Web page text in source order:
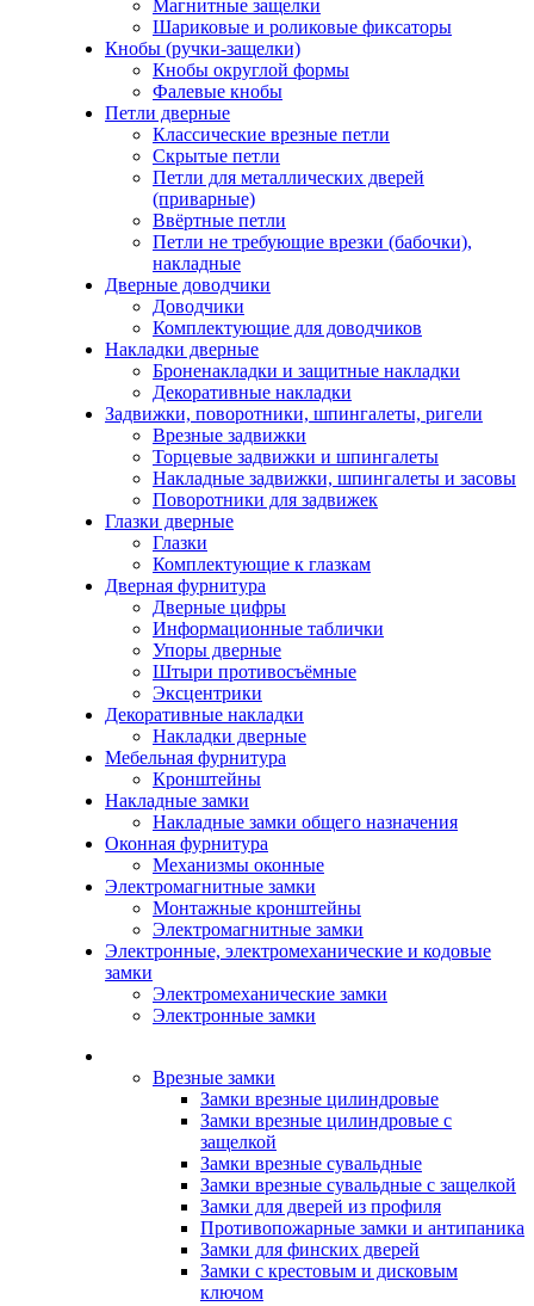
Магнитные защелки
Шариковые и роликовые фиксаторы
Кнобы (ручки-защелки)
Кнобы округлой формы
Фалевые кнобы
Петли дверные
Классические врезные петли
Скрытые петли
Петли для металлических дверей
(приварные)
Ввёртные петли
Петли не требующие врезки (бабочки),
накладные
Дверные доводчики
Доводчики
Комплектующие для доводчиков
Накладки дверные
Броненакладки и защитные накладки
Декоративные накладки
Задвижки, поворотники, шпингалеты, ригели
Врезные задвижки
Торцевые задвижки и шпингалеты
Накладные задвижки, шпингалеты и засовы
Поворотники для задвижек
Глазки дверные
Глазки
Комплектующие к глазкам
Дверная фурнитура
Дверные цифры
Информационные таблички
Упоры дверные
Штыри противосъёмные
Эксцентрики
Декоративные накладки
Накладки дверные
Мебельная фурнитура
Кронштейны
Накладные замки
Накладные замки общего назначения
Оконная фурнитура
Механизмы оконные
Электромагнитные замки
Монтажные кронштейны
Электромагнитные замки
Электронные, электромеханические и кодовые
замки
Электромеханические замки
Электронные замки
Врезные замки
Замки врезные цилиндровые
Замки врезные цилиндровые с
защелкой
Замки врезные сувальдные
Замки врезные сувальдные с защелкой
Замки для дверей из профиля
Противопожарные замки и антипаника
Замки для финских дверей
Замки с крестовым и дисковым
ключом